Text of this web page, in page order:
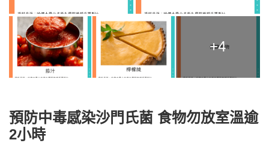
+4
預防中毒感染沙門氏菌 食物勿放室溫逾
2小時